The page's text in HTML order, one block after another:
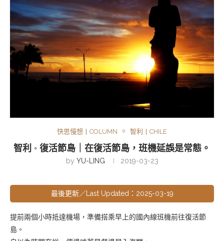
快思慢想丨COLUMN 智利丨CHILE
智利 ◦ 復活節島｜在復活節島，班機延誤是常態。
by YU-LING 2019-03-23
最後更新／Last Updated：2025-03-19
提前兩個小時抵達機場，準備搭乘早上的國內線班機前往復活節
島。